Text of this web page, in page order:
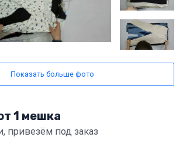
Показать больше фото
1 мешка
привезём под заказ